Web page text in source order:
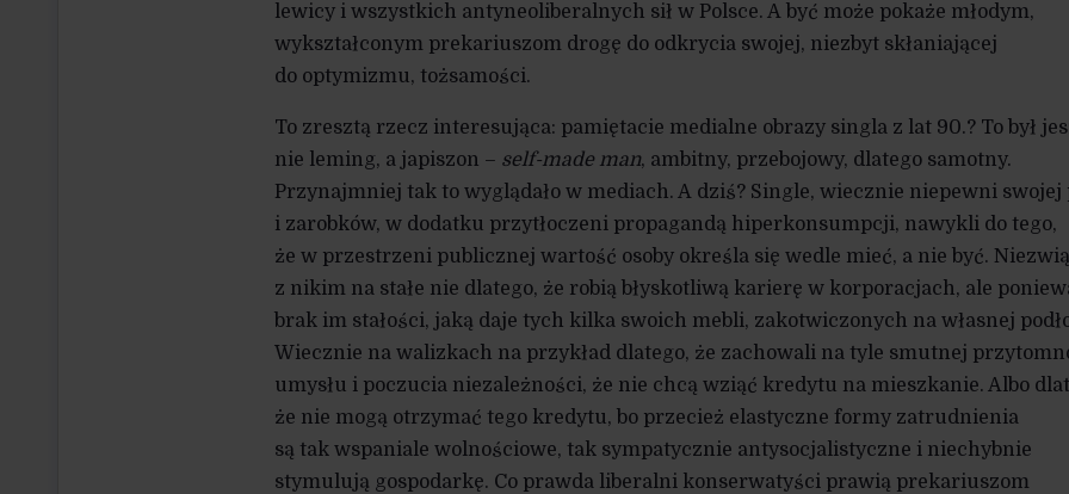
lewicy i wszystkich antyneoliberalnych sił w Polsce. A być może pokaże młodym,
wykształconym prekariuszom drogę do odkrycia swojej, niezbyt skłaniającej
do optymizmu, tożsamości.
To zresztą rzecz interesująca: pamiętacie medialne obrazy singla z lat 90.? To był
nie leming, a japiszon – self-made man, ambitny, przebojowy, dlatego samotny.
Przynajmniej tak to wyglądało w mediach. A dziś? Single, wiecznie niepewni swojej
i zarobków, w dodatku przytłoczeni propagandą hiperkonsumpcji, nawykli do tego,
że w przestrzeni publicznej wartość osoby określa się wedle mieć, a nie być.
z nikim na stałe nie dlatego, że robią błyskotliwą karierę w korporacjach, ale
brak im stałości, jaką daje tych kilka swoich mebli, zakotwiczonych na własnej
Wiecznie na walizkach na przykład dlatego, że zachowali na tyle smutnej
umysłu i poczucia niezależności, że nie chcą wziąć kredytu na mieszkanie. Albo
że nie mogą otrzymać tego kredytu, bo przecież elastyczne formy zatrudnienia
są tak wspaniale wolnościowe, tak sympatycznie antysocjalistyczne i niechybnie
stymulują gospodarkę. Co prawda liberalni konserwatyści prawią prekariuszom